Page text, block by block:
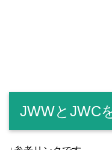
JWWとJWC